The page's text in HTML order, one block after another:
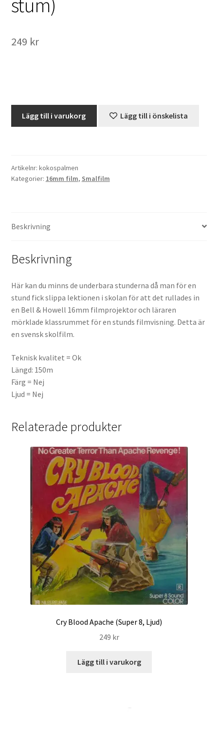
Press
Super 8 and 16mm on demand
249 kr
meter
(16mm,
Lägg till i varukorg Lägg till i önskelista
Artikelnr: kokospalmen
Kategorier: 16mm film, Smalfilm
Beskrivning
Beskrivning
Här kan du minns de underbara stunderna då man för en
stund fick slippa lektionen i skolan för att det rullades in
en Bell & Howell 16mm filmprojektor och läraren
mörklade klassrummet för en stunds filmvisning. Detta är
en svensk skolfilm.
Teknisk kvalitet = Ok
Längd: 150m
Färg = Nej
Ljud = Nej
Relaterade produkter
Cry Blood Apache (Super 8, Ljud)
249 kr
Lägg till i varukorg